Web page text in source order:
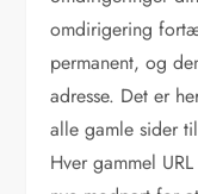
omdirigering
permanent, og
adresse. Det er
alle gamle sider
Hver gammel